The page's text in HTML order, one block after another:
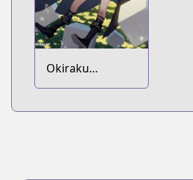
Okiraku
Ryoushu no